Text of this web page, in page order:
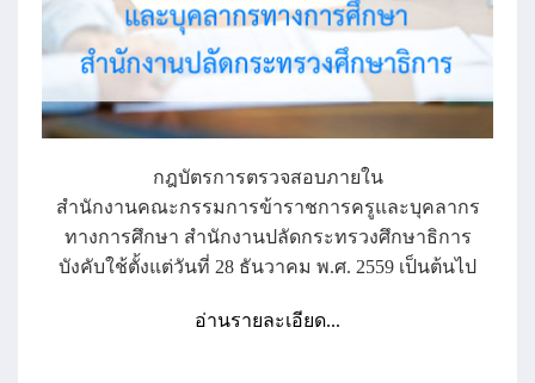
กฎบัตรการตรวจสอบภายใน
สำนักงานคณะกรรมการข้าราชการครูและบุคลากร
ทางการศึกษา สำนักงานปลัดกระทรวงศึกษาธิการ
บังคับใช้ตั้งแต่วันที่ 28 ธันวาคม พ.ศ. 2559 เป็นต้นไป
อ่านรายละเอียด...